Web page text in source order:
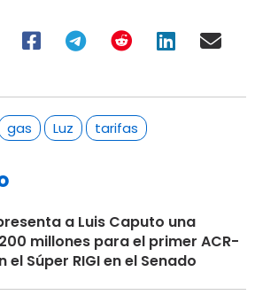
gas Luz tarifas
a Luis Caputo una
millones para el primer ACR-
Súper RIGI en el Senado